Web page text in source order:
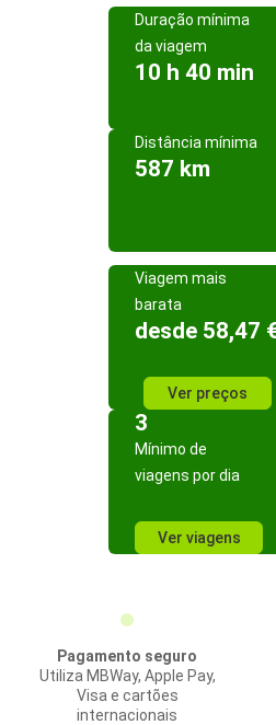
Duração mínima
da viagem
10 h 40 min
Distância mínima
587 km
Viagem mais
barata
desde 58,47
Ver preços
3
Mínimo de
viagens por dia
Ver viagens
Pagamento seguro
Utiliza MBWay, Apple Pay,
Visa e cartões
internacionais